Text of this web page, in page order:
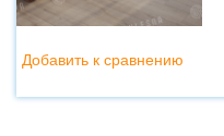
Добавить к сравнению